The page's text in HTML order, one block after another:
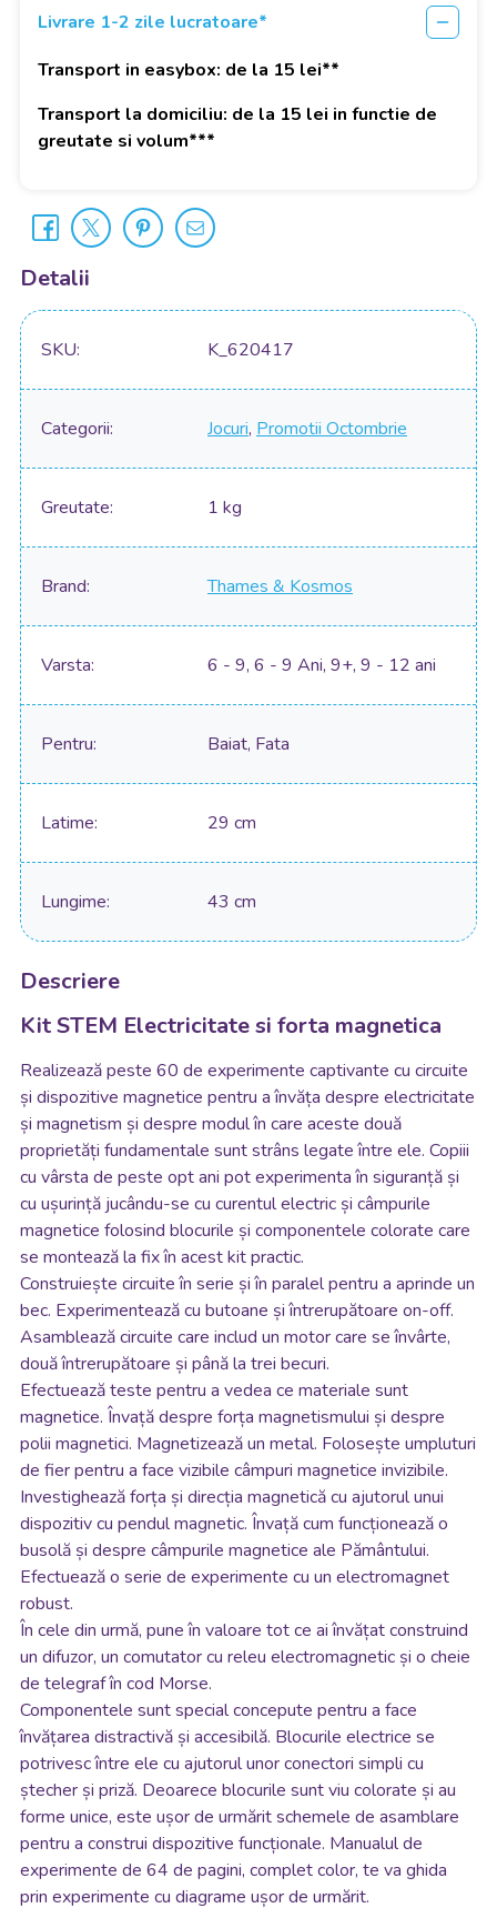
Livrare 1-2 zile lucratoare*
Transport in easybox: de la 15 lei**
Transport la domiciliu: de la 15 lei in functie de
greutate si volum***
Detalii
SKU K_620417
Categorii Jocuri, Promotii Octombrie
Greutate 1 kg
Brand Thames & Kosmos
Varsta 6 - 9, 6 - 9 Ani, 9+, 9 - 12 ani
Pentru Baiat, Fata
Latime 29 cm
Lungime 43 cm
Descriere
Kit STEM Electricitate si forta magnetica
Realizează peste 60 de experimente captivante cu circuite
și dispozitive magnetice pentru a învăța despre electricitate
și magnetism și despre modul în care aceste două
proprietăți fundamentale sunt strâns legate între ele. Copiii
cu vârsta de peste opt ani pot experimenta în siguranță și
cu ușurință jucându-se cu curentul electric și câmpurile
magnetice folosind blocurile și componentele colorate care
se montează la fix în acest kit practic.
Construiește circuite în serie și în paralel pentru a aprinde un
bec. Experimentează cu butoane și întrerupătoare on-off.
Asamblează circuite care includ un motor care se învârte,
două întrerupătoare și până la trei becuri.
Efectuează teste pentru a vedea ce materiale sunt
magnetice. Învață despre forța magnetismului și despre
polii magnetici. Magnetizează un metal. Folosește umpluturi
de fier pentru a face vizibile câmpuri magnetice invizibile.
Investighează forța și direcția magnetică cu ajutorul unui
dispozitiv cu pendul magnetic. Învață cum funcționează o
busolă și despre câmpurile magnetice ale Pământului.
Efectuează o serie de experimente cu un electromagnet
robust.
În cele din urmă, pune în valoare tot ce ai învățat construind
un difuzor, un comutator cu releu electromagnetic și o cheie
de telegraf în cod Morse.
Componentele sunt special concepute pentru a face
învățarea distractivă și accesibilă. Blocurile electrice se
potrivesc între ele cu ajutorul unor conectori simpli cu
ștecher și priză. Deoarece blocurile sunt viu colorate și au
forme unice, este ușor de urmărit schemele de asamblare
pentru a construi dispozitive funcționale. Manualul de
experimente de 64 de pagini, complet color, te va ghida
prin experimente cu diagrame ușor de urmărit.